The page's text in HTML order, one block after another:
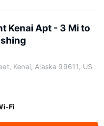
Kenai Apt - 3 Mi to
Kenai, Alaska 99611, US
Fi